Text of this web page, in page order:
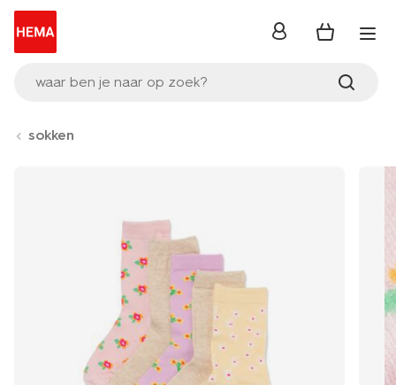
waar ben je naar op zoek?
inloggen
sokken